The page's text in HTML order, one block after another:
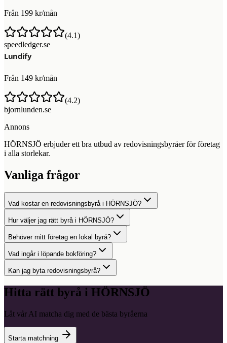
Från 199 kr/mån
(4.1)
speedledger.se
Från 149 kr/mån
(4.2)
bjornlunden.se
Annons
HÖRNSJÖ erbjuder ett bra utbud av redovisningsbyråer för företag
i alla storlekar.
Vanliga frågor
Vad kostar en redovisningsbyrå i HÖRNSJÖ?
Hur väljer jag rätt byrå i HÖRNSJÖ?
Behöver mitt företag en lokal byrå?
Vad ingår i löpande bokföring?
Kan jag byta redovisningsbyrå?
Hitta rätt byrå i HÖRNSJÖ
Låt vår AI matcha dig med de bästa byråerna
Starta matchning